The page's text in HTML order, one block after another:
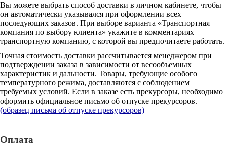
Вы можете выбрать способ доставки в личном кабинете, чтобы
он автоматически указывался при оформлении всех
последующих заказов. При выборе варианта «Транспортная
компания по выбору клиента» укажите в комментариях
транспортную компанию, с которой вы предпочитаете работать.
Точная стоимость доставки рассчитывается менеджером при
подтверждении заказа в зависимости от весообъемных
характеристик и дальности. Товары, требующие особого
температурного режима, доставляются с соблюдением
требуемых условий. Если в заказе есть прекурсоры, необходимо
оформить официальное письмо об отпуске прекурсоров.
(образец письма об отпуске прекурсоров)
Оплата